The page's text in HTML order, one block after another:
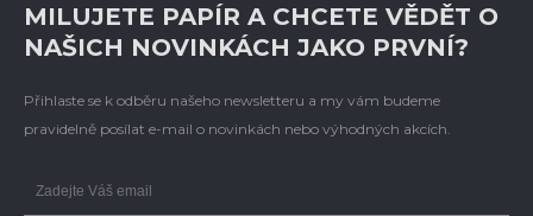
MILUJETE PAPÍR A CHCETE VĚDĚT O
NAŠICH NOVINKÁCH JAKO PRVNÍ?
Přihlaste se k odběru našeho newsletteru a my vám budeme
pravidelně posílat e-mail o novinkách nebo výhodných akcích.